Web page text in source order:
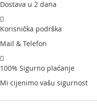
Dostava u 2 dana
Korisnička podrška
Mail & Telefon
100% Sigurno plaćanje
Mi cijenimo vašu sigurnost